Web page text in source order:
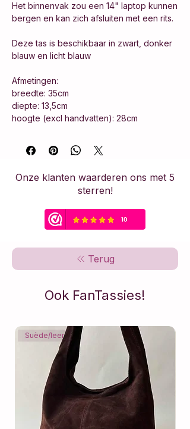
Het binnenvak zou een 14" laptop kunnen
bergen en kan zich afsluiten met een rits.
Deze tas is beschikbaar in zwart, donker
blauw en licht blauw
Afmetingen:
breedte: 35cm
diepte: 13,5cm
hoogte (excl handvatten): 28cm
Onze klanten waarderen ons met 5
sterren!
Terug
Ook FanTassies!
Suède/leer